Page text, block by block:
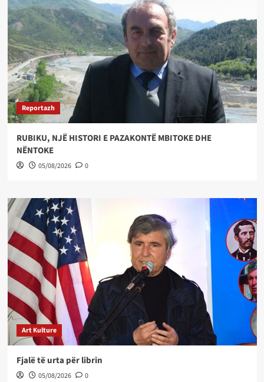
Reportazh
RUBIKU, NJË HISTORI E PAZAKONTË MBITOKE DHE
NËNTOKE
05/08/2026 0
Art Kulture
Fjalë të urta për librin
05/08/2026 0